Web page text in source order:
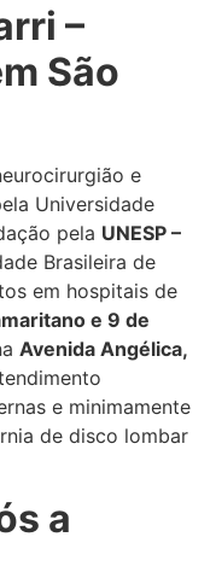
–
São
e
Universidade
pela UNESP –
Brasileira de
em hospitais de
e 9 de
Avenida Angélica,
e minimamente
de disco lombar
a